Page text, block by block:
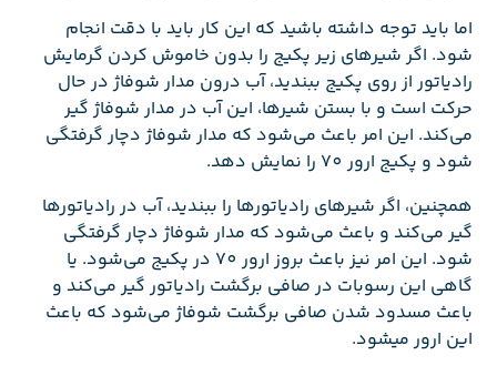
اما باید توجه داشته باشید که این کار باید با دقت انجام
شود. اگر شیرهای زیر پکیج را بدون خاموش کردن گرمایش
رادیاتور از روی پکیج ببندید، آب درون مدار شوفاژ در حال
حرکت است و با بستن شیرها، این آب در مدار شوفاژ گیر
می‌کند. این امر باعث می‌شود که مدار شوفاژ دچار گرفتگی
شود و پکیج ارور 70 را نمایش دهد.
همچنین، اگر شیرهای رادیاتورها را ببندید، آب در رادیاتورها
گیر می‌کند و باعث می‌شود که مدار شوفاژ دچار گرفتگی
شود. این امر نیز باعث بروز ارور 70 در پکیج می‌شود. یا
گاهی این رسوبات در صافی برگشت رادیاتور گیر می‌کند و
باعث مسدود شدن صافی برگشت شوفاژ می‌شود که باعث
این ارور میشود.